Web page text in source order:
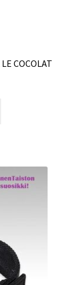
COCOLAT